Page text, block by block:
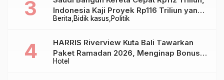
Berita Bidik kasus Politik
Indonesia Kaji Proyek Rp116 Triliun yang
Baru Sampai Bandung
Hotel
HARRIS Riverview Kuta Bali Tawarkan
Paket Ramadan 2026, Menginap Bonus
Takjil hingga Bukber Mulai Rp88.888